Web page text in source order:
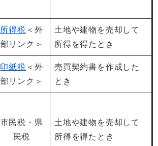
所得税 ＜外
部リンク＞
土地や建物を売却して
所得を得たとき
印紙税 ＜外
部リンク＞
売買契約書を作成した
とき
市民税・県
民税
土地や建物を売却して
所得を得たとき